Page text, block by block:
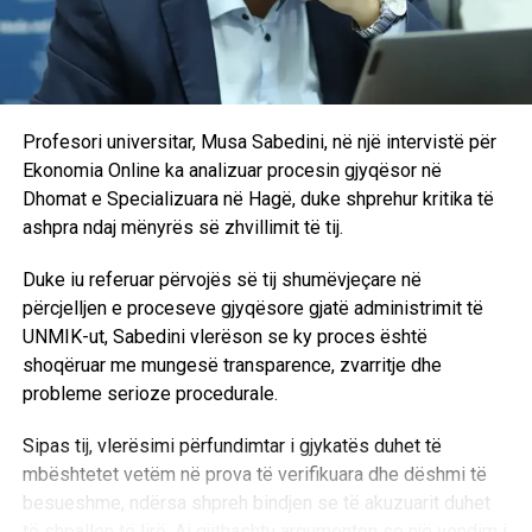
Franca e Bajram Gallapeni, njofton sot “Bujku”.
Paralajmërohet vendosja në Kosovë e mijëra
refugjatësh serbë nga Kroacia
serbë nga Kraina, një numër i konsiderueshëm i të cilëve
është vendosur te të afërmit dhe miqtë, i deklaroi shtypit
serb Tomica Raiçeviq shef i shtabit të “qeverisë federale”
për ndihmë refugjatëve.
organizuar edhe dofarë shtabesh për vendosjen e
refugjatëve serbë të Krainës edhe në Kosovë.
Profesori universitar, Musa Sabedini, në një intervistë për
Ekonomia Online ka analizuar procesin gjyqësor në
Dhomat e Specializuara në Hagë, duke shprehur kritika të
ashpra ndaj mënyrës së zhvillimit të tij.
Duke iu referuar përvojës së tij shumëvjeçare në
përcjelljen e proceseve gjyqësore gjatë administrimit të
UNMIK-ut, Sabedini vlerëson se ky proces është
shoqëruar me mungesë transparence, zvarritje dhe
probleme serioze procedurale.
Sipas tij, vlerësimi përfundimtar i gjykatës duhet të
mbështetet vetëm në prova të verifikuara dhe dëshmi të
besueshme, ndërsa shpreh bindjen se të akuzuarit duhet